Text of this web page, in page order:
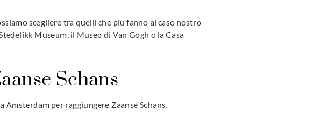
scegliere tra quelli che più fanno al caso nostro
Museum, il Museo di Van Gogh o la Casa
Schans
per raggiungere Zaanse Schans,